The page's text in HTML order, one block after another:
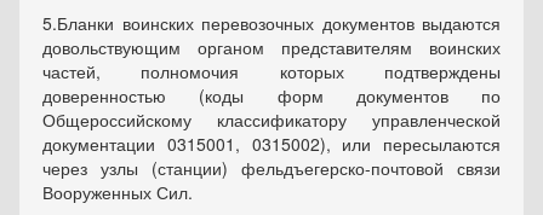
5.Бланки воинских перевозочных документов выдаются
довольствующим органом представителям воинских
частей, полномочия которых подтверждены
доверенностью (коды форм документов по
Общероссийскому классификатору управленческой
документации 0315001, 0315002), или пересылаются
через узлы (станции) фельдъегерско-почтовой связи
Вооруженных Сил.